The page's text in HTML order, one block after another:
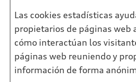
Las cookies estadísticas
propietarios de páginas web
cómo interactúan los
páginas web reuniendo y
información de forma